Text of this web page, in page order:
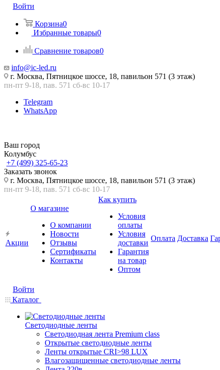
Войти
Корзина0
Избранные товары0
Сравнение товаров0
info@ic-led.ru
г. Москва, Пятницкое шоссе, 18, павильон 571 (3 этаж)
пн-пт 9-18, пав. 571 сб-вс 10-17
Telegram
WhatsApp
Ваш город
Колумбус
+7 (499) 325-65-23
Заказать звонок
г. Москва, Пятницкое шоссе, 18, павильон 571 (3 этаж)
пн-пт 9-18, пав. 571 сб-вс 10-17
Акции
О магазине
О компании
Новости
Отзывы
Сертификаты
Контакты
Как купить
Условия
оплаты
Условия
доставки
Гарантия
на товар
Оптом
Оплата Доставка
Войти
Каталог
Светодиодные ленты
Светодиодная лента Premium class
Открытые светодиодные ленты
Ленты открытые CRI>98 LUX
Влагозащищенные светодиодные ленты